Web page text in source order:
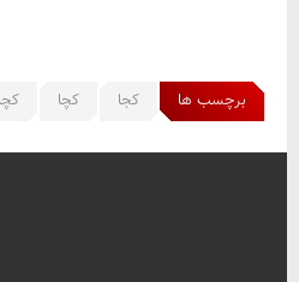
برچسب ها کجا کچا